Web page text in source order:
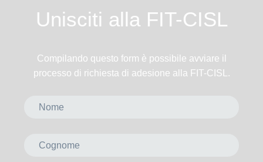
Unisciti alla FIT-CISL
Compilando questo form è possibile avviare il
processo di richiesta di adesione alla FIT-CISL.